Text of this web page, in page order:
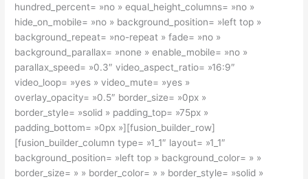
hundred_percent= »no » equal_height_columns= »no »
hide_on_mobile= »no » background_position= »left top »
background_repeat= »no-repeat » fade= »no »
background_parallax= »none » enable_mobile= »no »
parallax_speed= »0.3″ video_aspect_ratio= »16:9″
video_loop= »yes » video_mute= »yes »
overlay_opacity= »0.5″ border_size= »0px »
border_style= »solid » padding_top= »75px »
padding_bottom= »0px »][fusion_builder_row]
[fusion_builder_column type= »1_1″ layout= »1_1″
background_position= »left top » background_color= » »
border_size= » » border_color= » » border_style= »solid »